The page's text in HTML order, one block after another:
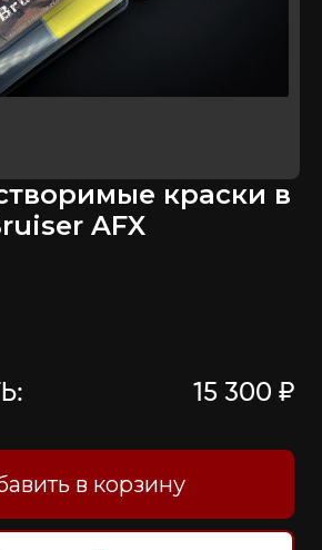
краски в
AFX
15 300 ₽
в корзину